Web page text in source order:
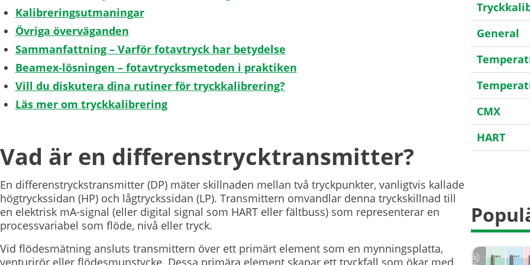
Kalibreringsutmaningar
Övriga överväganden
Sammanfattning – Varför fotavtryck har betydelse
Beamex-lösningen – fotavtrycksmetoden i praktiken
Vill du diskutera dina rutiner för tryckkalibrering?
Läs mer om tryckkalibrering
Vad är en differenstrycktransmitter?
En differenstryckstransmitter (DP) mäter skillnaden mellan två tryckpunkter, vanligtvis kallade
högtryckssidan (HP) och lågtryckssidan (LP). Transmittern omvandlar denna tryckskillnad till
en elektrisk mA-signal (eller digital signal som HART eller fältbuss) som representerar en
processvariabel som flöde, nivå eller tryck.
Vid flödesmätning ansluts transmittern över ett primärt element som en mynningsplatta,
venturirör eller flödesmunstycke. Dessa primära element skapar ett tryckfall som ökar med
General
CMX
HART